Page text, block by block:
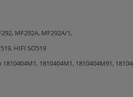
MF292A, MF292A/1,
HIFI SO519
1810404M1, 1810404M91,